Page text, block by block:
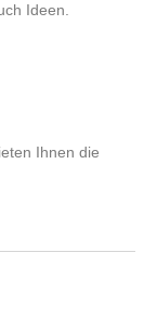
Ideen.
Ihnen die